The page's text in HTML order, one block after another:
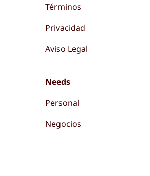
Términos
Privacidad
Aviso Legal
Needs
Personal
Negocios